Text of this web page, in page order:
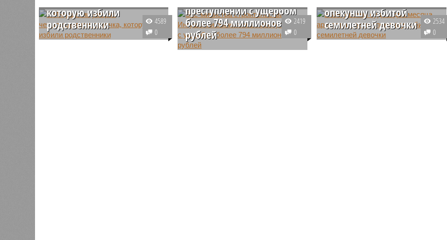
которую избили
родственники
В Ингушетии скончалась
4589
0
преступлении с ущербом
более 794 миллионов
рублей
В Ингушетии заведено уголовное
2419
0
опекуншу избитой
семилетней девочки
Суд постановил задержать по
2534
0